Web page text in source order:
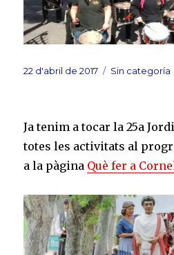
Publicat
22 d'abril de 2017 Categories
Sin categoría
Ja tenim a tocar la 25a
totes les activitats al
a la pàgina Què fer a